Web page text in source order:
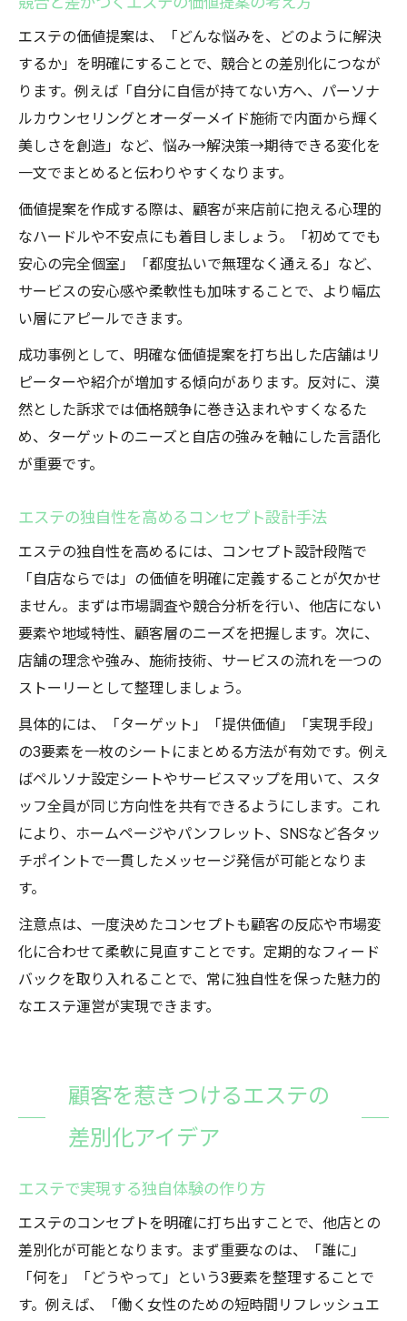
エステの価値提案は、「どんな悩みを、どのように解決
するか」を明確にすることで、競合との差別化につなが
ります。例えば「自分に自信が持てない方へ、パーソナ
ルカウンセリングとオーダーメイド施術で内面から輝く
美しさを創造」など、悩み→解決策→期待できる変化を
一文でまとめると伝わりやすくなります。
価値提案を作成する際は、顧客が来店前に抱える心理的
なハードルや不安点にも着目しましょう。「初めてでも
安心の完全個室」「都度払いで無理なく通える」など、
サービスの安心感や柔軟性も加味することで、より幅広
い層にアピールできます。
成功事例として、明確な価値提案を打ち出した店舗はリ
ピーターや紹介が増加する傾向があります。反対に、漠
然とした訴求では価格競争に巻き込まれやすくなるた
め、ターゲットのニーズと自店の強みを軸にした言語化
が重要です。
エステの独自性を高めるコンセプト設計手法
エステの独自性を高めるには、コンセプト設計段階で
「自店ならでは」の価値を明確に定義することが欠かせ
ません。まずは市場調査や競合分析を行い、他店にない
要素や地域特性、顧客層のニーズを把握します。次に、
店舗の理念や強み、施術技術、サービスの流れを一つの
ストーリーとして整理しましょう。
具体的には、「ターゲット」「提供価値」「実現手段」
の3要素を一枚のシートにまとめる方法が有効です。例え
ばペルソナ設定シートやサービスマップを用いて、スタ
ッフ全員が同じ方向性を共有できるようにします。これ
により、ホームページやパンフレット、SNSなど各タッ
チポイントで一貫したメッセージ発信が可能となりま
す。
注意点は、一度決めたコンセプトも顧客の反応や市場変
化に合わせて柔軟に見直すことです。定期的なフィード
バックを取り入れることで、常に独自性を保った魅力的
なエステ運営が実現できます。
顧客を惹きつけるエステの
差別化アイデア
エステで実現する独自体験の作り方
エステのコンセプトを明確に打ち出すことで、他店との
差別化が可能となります。まず重要なのは、「誰に」
「何を」「どうやって」という3要素を整理することで
す。例えば、「働く女性のための短時間リフレッシュエ